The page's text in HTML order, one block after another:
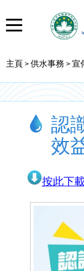
主頁 > 供水事務 > 宣
認
效
按此下